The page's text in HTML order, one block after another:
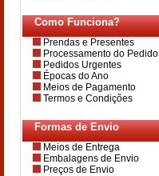
Como Funciona?
Prendas e Presentes
Processamento do Pedido
Pedidos Urgentes
Épocas do Ano
Meios de Pagamento
Termos e Condições
Formas de Envio
Meios de Entrega
Embalagens de Envio
Preços de Envio